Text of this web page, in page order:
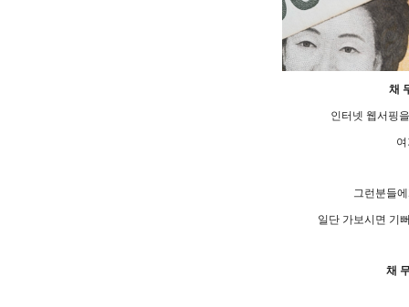
채
인터넷 웹서핑
그런분들
일단 가보시면 기
채